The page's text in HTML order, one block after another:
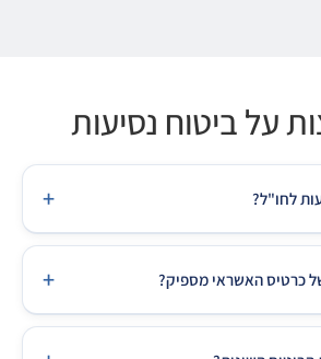
על ביטוח נסיעות
לחו"ל? +
ביעד, משך הנסיעה וגיל הנוסעים. לאירופה
כרטיס האשראי מספיק? +
כרטיס אשראי מגביל את הכיסוי הרפואי